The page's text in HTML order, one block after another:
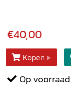
€40,00
Kopen
Op voorraad